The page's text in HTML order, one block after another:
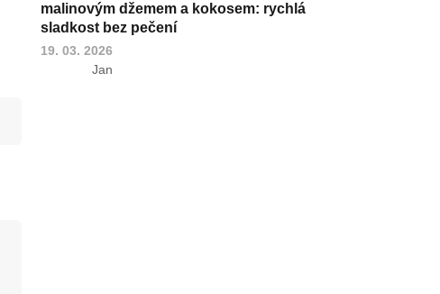
malinovým džemem a kokosem: rychlá
sladkost bez pečení
19. 03. 2026
Jan